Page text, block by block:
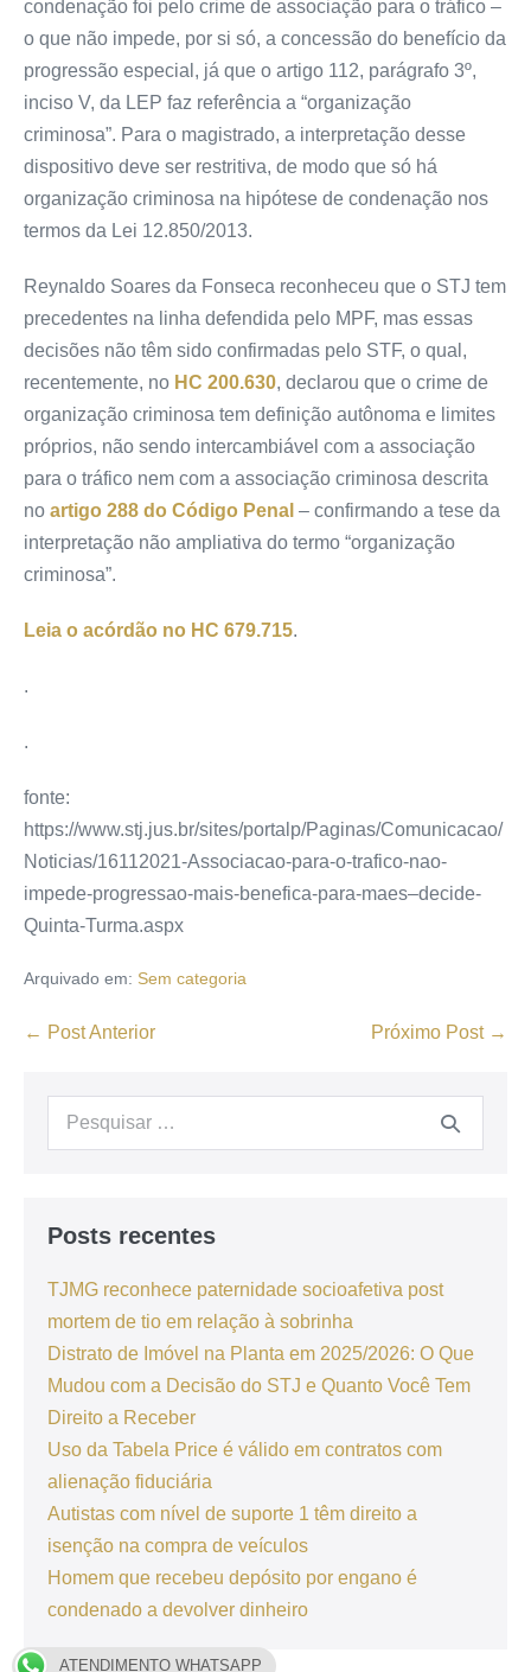
condenação foi pelo crime de associação para o tráfico –
o que não impede, por si só, a concessão do benefício da
progressão especial, já que o artigo 112, parágrafo 3º,
inciso V, da LEP faz referência a “organização
criminosa”. Para o magistrado, a interpretação desse
dispositivo deve ser restritiva, de modo que só há
organização criminosa na hipótese de condenação nos
termos da Lei 12.850/2013.
Reynaldo Soares da Fonseca reconheceu que o STJ tem
precedentes na linha defendida pelo MPF, mas essas
decisões não têm sido confirmadas pelo STF, o qual,
recentemente, no HC 200.630, declarou que o crime de
organização criminosa tem definição autônoma e limites
próprios, não sendo intercambiável com a associação
para o tráfico nem com a associação criminosa descrita
no artigo 288 do Código Penal – confirmando a tese da
interpretação não ampliativa do termo “organização
criminosa”.
Leia o acórdão no HC 679.715.
.
.
fonte:
https://www.stj.jus.br/sites/portalp/Paginas/Comunicacao/
Noticias/16112021-Associacao-para-o-trafico-nao-
impede-progressao-mais-benefica-para-maes–decide-
Quinta-Turma.aspx
Arquivado em: Sem categoria
← Post Anterior Próximo Post →
Posts recentes
TJMG reconhece paternidade socioafetiva post
mortem de tio em relação à sobrinha
Distrato de Imóvel na Planta em 2025/2026: O Que
Mudou com a Decisão do STJ e Quanto Você Tem
Direito a Receber
Uso da Tabela Price é válido em contratos com
alienação fiduciária
Autistas com nível de suporte 1 têm direito a
isenção na compra de veículos
Homem que recebeu depósito por engano é
condenado a devolver dinheiro
ATENDIMENTO WHATSAPP